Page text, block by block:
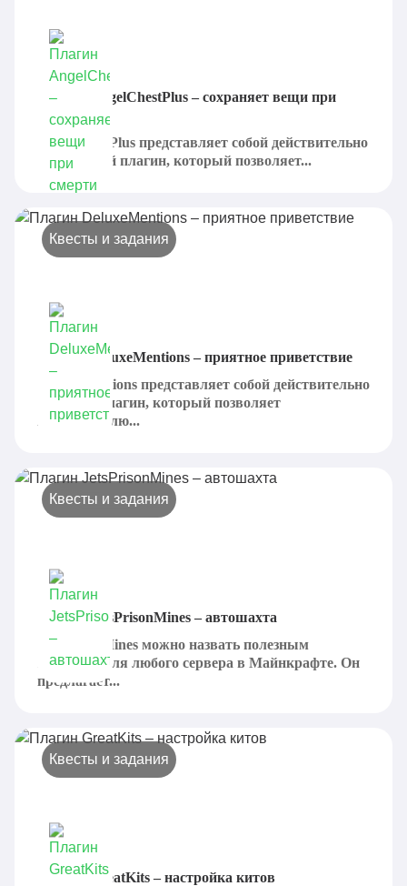
Плагин AngelChestPlus – сохраняет вещи при
смерти
AngelChestPlus представляет собой действительно
интересный плагин, который позволяет...
Квесты и задания
Плагин DeluxeMentions – приятное приветствие
DeluxeMentions представляет собой действительно
хороший плагин, который позволяет
пользователю...
Квесты и задания
Плагин JetsPrisonMines – автошахта
JetsPrisonMines можно назвать полезным
плагином для любого сервера в Майнкрафте. Он
предлагает...
Квесты и задания
Плагин GreatKits – настройка китов